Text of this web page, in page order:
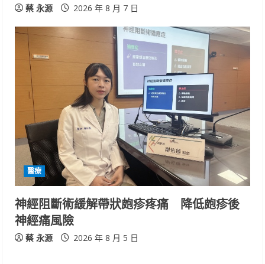
蔡 永源 2026 年 8 月 7 日
醫療
神經阻斷術緩解帶狀皰疹疼痛 降低皰疹後
神經痛風險
蔡 永源 2026 年 8 月 5 日